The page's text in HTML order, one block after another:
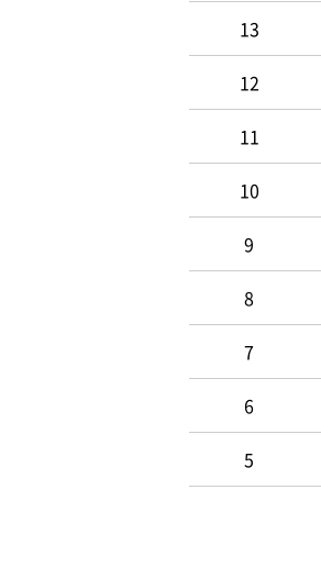
13
12
11
10
9
8
7
6
5